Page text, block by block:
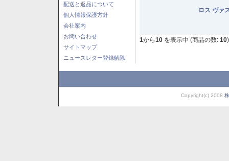
配送と返品について
個人情報保護方針
会社案内
お問い合わせ
サイトマップ
ニュースレター登録解除
ロス ヴァ
1から10 を表示中 (商品の数: 10)
Copyright(c) 2008